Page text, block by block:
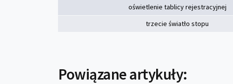
oświetlenie tablicy rejestracyjnej
trzecie światło stopu
Powiązane artykuły: